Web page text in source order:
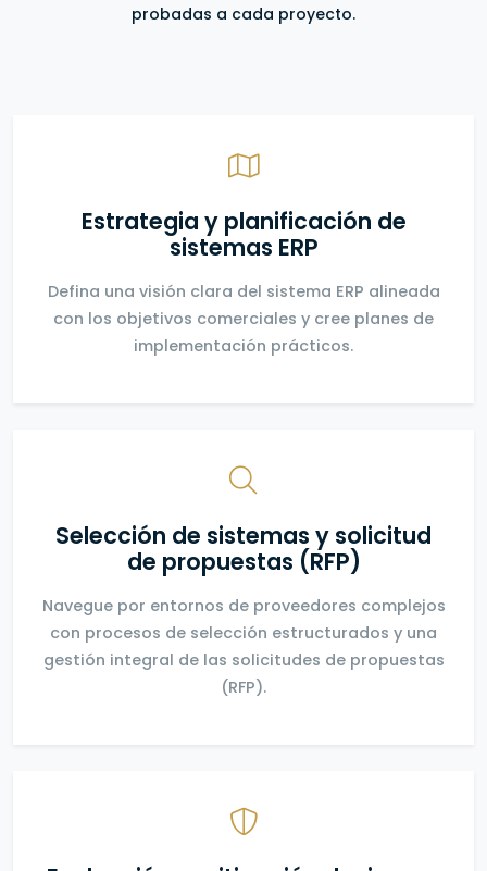
probadas a cada proyecto.
Estrategia y planificación de
sistemas ERP
Defina una visión clara del sistema ERP alineada
con los objetivos comerciales y cree planes de
implementación prácticos.
Selección de sistemas y solicitud
de propuestas (RFP)
Navegue por entornos de proveedores complejos
con procesos de selección estructurados y una
gestión integral de las solicitudes de propuestas
(RFP).